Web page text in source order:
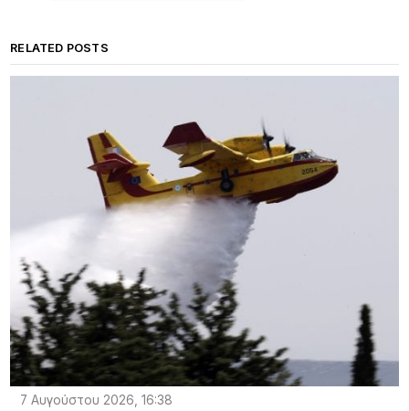
RELATED POSTS
7 Αυγούστου 2026, 16:38